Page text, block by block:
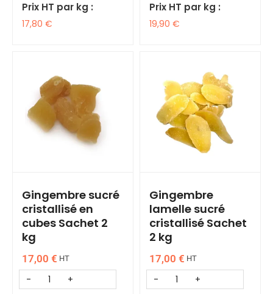
Prix HT par kg :
17,80 €
Prix HT par kg :
19,90 €
Gingembre sucré
cristallisé en
cubes Sachet 2
kg
17,00 € HT
Gingembre
lamelle sucré
cristallisé Sachet
2 kg
17,00 € HT